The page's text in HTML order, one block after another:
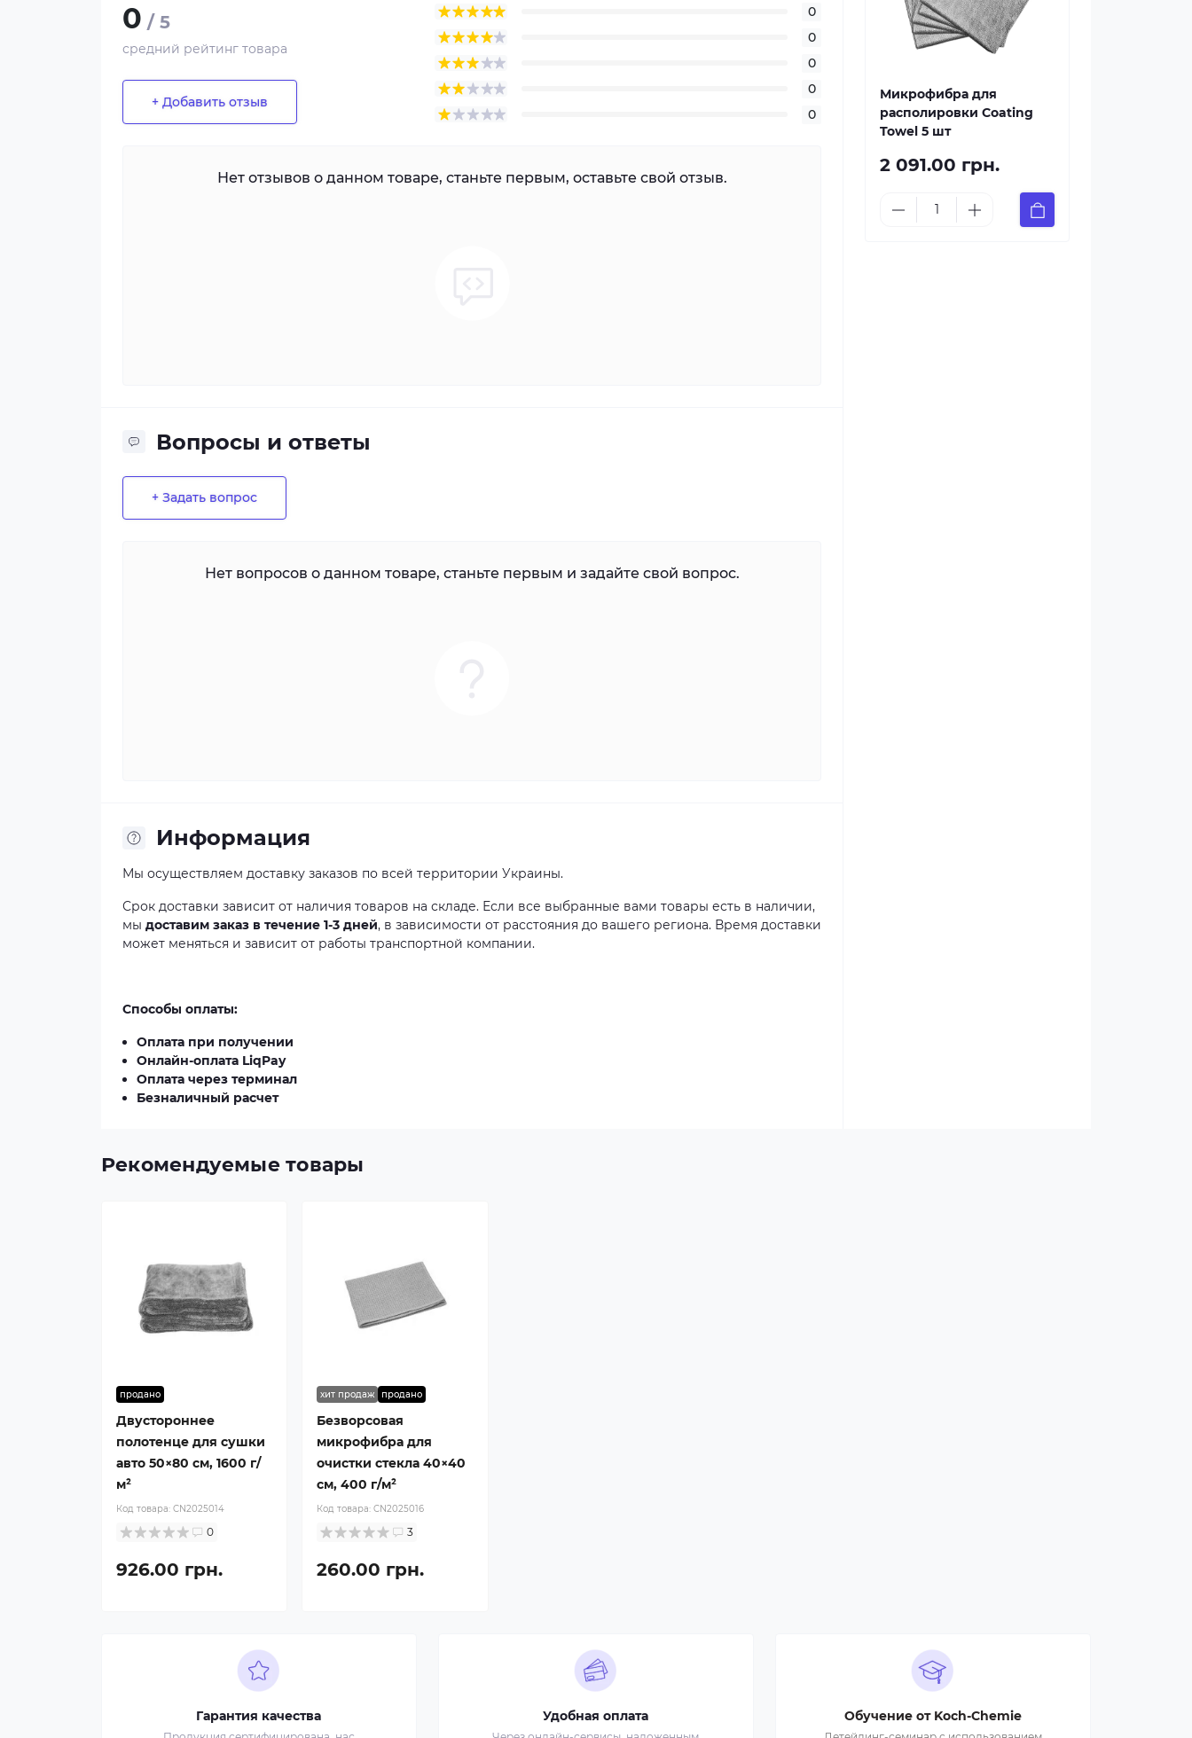
0 / 5
средний рейтинг товара
+ Добавить отзыв
0
0
0
0
0
Нет отзывов о данном товаре, станьте первым, оставьте свой отзыв.
Вопросы и ответы
+ Задать вопрос
Нет вопросов о данном товаре, станьте первым и задайте свой вопрос.
Информация
Мы осуществляем доставку заказов по всей территории Украины.
Срок доставки зависит от наличия товаров на складе. Если все выбранные вами товары есть в наличии,
мы доставим заказ в течение 1-3 дней, в зависимости от расстояния до вашего региона. Время доставки
может меняться и зависит от работы транспортной компании.
Способы оплаты:
Оплата при получении
Онлайн-оплата LiqPay
Оплата через терминал
Безналичный расчет
Микрофибра для
располировки Coating
Towel 5 шт
2 091.00 грн.
Рекомендуемые товары
продано
Двустороннее
полотенце для сушки
авто 50×80 см, 1600 г/
м²
Код товара: CN2025014
0
926.00 грн.
хит продаж продано
Безворсовая
микрофибра для
очистки стекла 40×40
см, 400 г/м²
Код товара:CN2025016
3
260.00 грн.
Гарантия качества Удобная оплата Обучение от Koch-Chemie